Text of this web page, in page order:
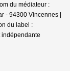
du médiateur :
- 94300 Vincennes |
du label :
indépendante